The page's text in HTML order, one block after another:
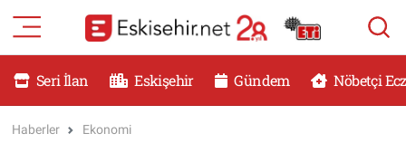
Seri İlan Eskişehir Gündem Nöbetçi
Haberler Ekonomi
RESMİ İLANLAR
Eskişehir Nöbetçi Eczaneler